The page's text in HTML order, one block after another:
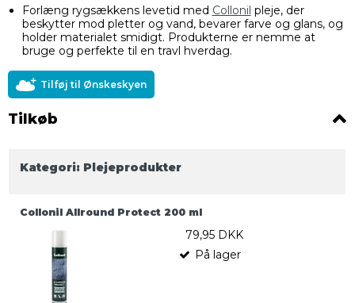
Forlæng rygsækkens levetid med Collonil pleje, der
beskytter mod pletter og vand, bevarer farve og glans, og
holder materialet smidigt. Produkterne er nemme at
bruge og perfekte til en travl hverdag.
Tilføj til Ønskeskyen
Tilkøb
Kategori: Plejeprodukter
Collonil Allround Protect 200 ml
79,95 DKK
På lager